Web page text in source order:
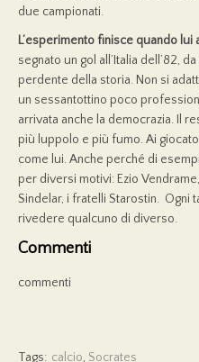
due campionati.
L’esperimento finisce quando lui
segnato un gol all’Italia dell’82,
perdente della storia. Non si
un sessantottino poco
arrivata anche la democrazia. Il
più luppolo e più fumo. Ai
come lui. Anche perché di
per diversi motivi: Ezio
Sindelar, i fratelli Starostin. Ogni
rivedere qualcuno di diverso.
Commenti
commenti
Tags: calcio, Socrates